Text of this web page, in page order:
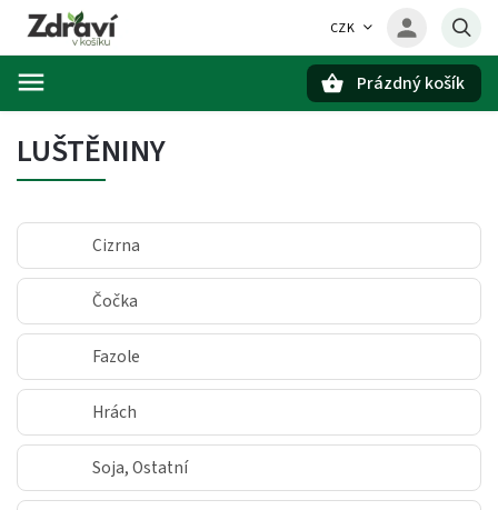
CZK
Prázdný košík
LUŠTĚNINY
Cizrna
Čočka
Fazole
Hrách
Soja, Ostatní